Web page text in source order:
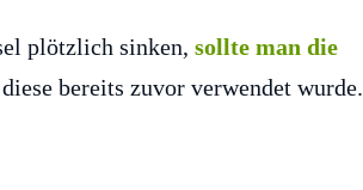
plötzlich sinken, sollte man die
bereits zuvor verwendet wurde.